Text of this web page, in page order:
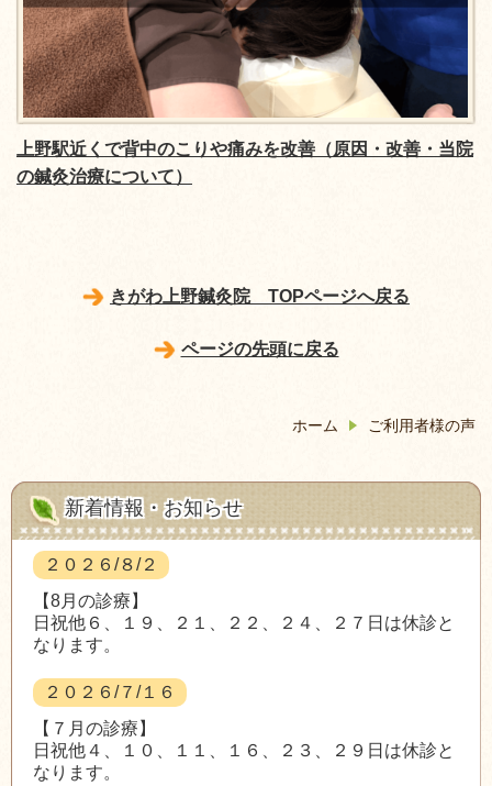
上野駅近くで背中のこりや痛みを改善（原因・改善・当院
の鍼灸治療について）
きがわ上野鍼灸院 TOPページへ戻る
ページの先頭に戻る
ホーム ご利用者様の声
新着情報・お知らせ
２０２６/８/２
【8月の診療】
日祝他６、１９、２１、２２、２４、２７日は休診と
なります。
２０２６/７/１６
【７月の診療】
日祝他４、１０、１１、１６、２３、２９日は休診と
なります。